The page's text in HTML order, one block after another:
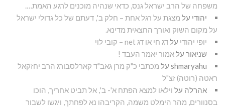
משפחה של הרב ישראל גנס, כדאי שנהיה מוכנים לרגע האמת….
יהודי על מצגת על רגל אחת – חלק ב', דעתם של כל גדולי ישראל
על מקום השוק ואורך החצאית מדינא.
יופי יהודי עלדג חי או דג net – קובי לוי
שניאור עלאמור יאמר העבד !
shmaryahu על מכתבי כ"ק מרן גאב"ד קארלסבורג הרב יחזקאל
ראטה (רוטה) זצ"ל
אהרלה על וילאו למצא הפתח א'- ב', אל תביט אחריך, הוכו
בסנוורים, מהר הימלט משמה, הקריבהו נא לפחתך, ויגשו לשבור